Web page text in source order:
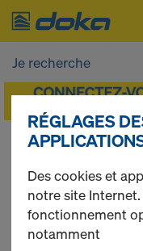
Vous pouvez
RÉGLAGES
Des cookies et
notre site
fonctionnement
notamment